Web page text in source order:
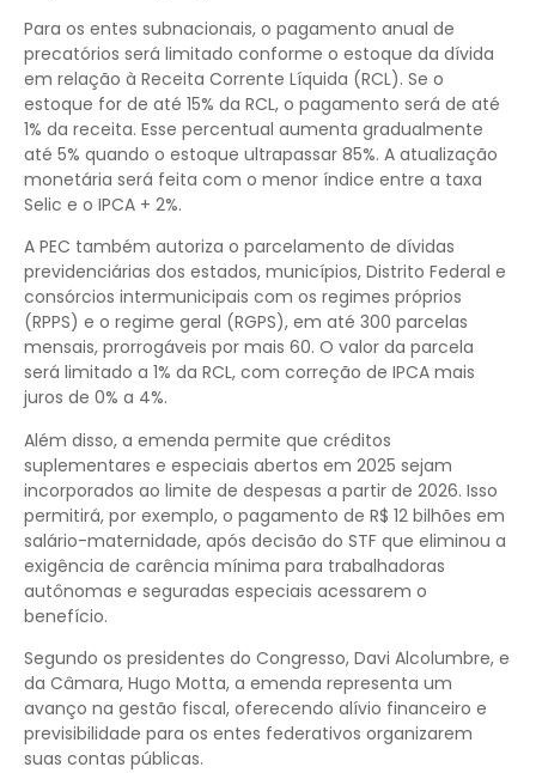
Para os entes subnacionais, o pagamento anual de
precatórios será limitado conforme o estoque da dívida
em relação à Receita Corrente Líquida (RCL). Se o
estoque for de até 15% da RCL, o pagamento será de até
1% da receita. Esse percentual aumenta gradualmente
até 5% quando o estoque ultrapassar 85%. A atualização
monetária será feita com o menor índice entre a taxa
Selic e o IPCA + 2%.
A PEC também autoriza o parcelamento de dívidas
previdenciárias dos estados, municípios, Distrito Federal e
consórcios intermunicipais com os regimes próprios
(RPPS) e o regime geral (RGPS), em até 300 parcelas
mensais, prorrogáveis por mais 60. O valor da parcela
será limitado a 1% da RCL, com correção de IPCA mais
juros de 0% a 4%.
Além disso, a emenda permite que créditos
suplementares e especiais abertos em 2025 sejam
incorporados ao limite de despesas a partir de 2026. Isso
permitirá, por exemplo, o pagamento de R$ 12 bilhões em
salário-maternidade, após decisão do STF que eliminou a
exigência de carência mínima para trabalhadoras
autônomas e seguradas especiais acessarem o
benefício.
Segundo os presidentes do Congresso, Davi Alcolumbre, e
da Câmara, Hugo Motta, a emenda representa um
avanço na gestão fiscal, oferecendo alívio financeiro e
previsibilidade para os entes federativos organizarem
suas contas públicas.